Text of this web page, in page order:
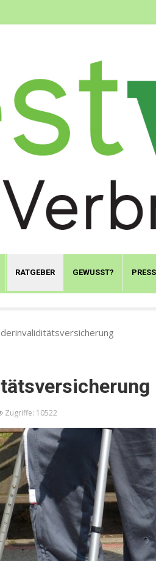
RATGEBER GEWUSST?
Zugriffe: 10522